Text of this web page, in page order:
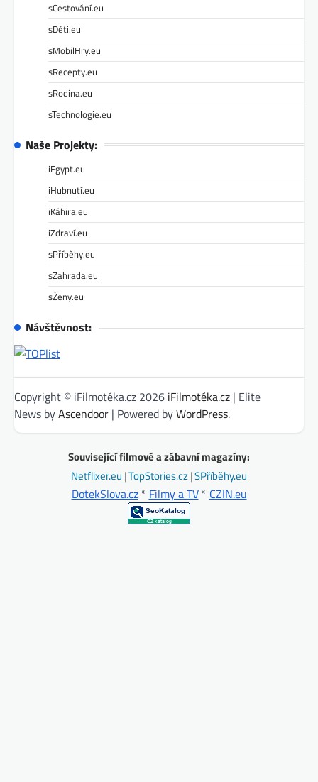
sCestování.eu
sDěti.eu
sMobilHry.eu
sRecepty.eu
sRodina.eu
sTechnologie.eu
Naše Projekty:
iEgypt.eu
iHubnutí.eu
iKáhira.eu
iZdraví.eu
sPříběhy.eu
sZahrada.eu
sŽeny.eu
Návštěvnost:
Copyright © iFilmotéka.cz 2026 iFilmotéka.cz | Elite
News byAscendoor | Powered byWordPress.
Související filmové a zábavní magazíny:
Netflixer.eu |TopStories.cz|SPříběhy.eu
DotekSlova.cz* Filmy a TV* CZIN.eu